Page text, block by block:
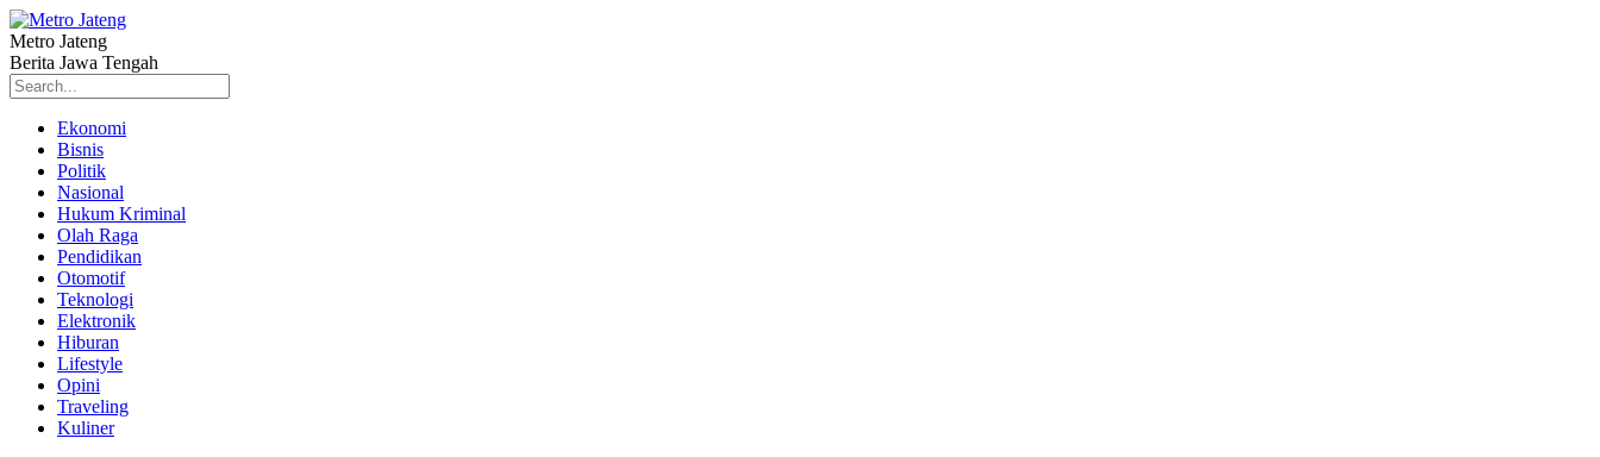
Metro Jateng
Berita Jawa Tengah
Ekonomi
Bisnis
Politik
Nasional
Hukum Kriminal
Olah Raga
Pendidikan
Otomotif
Teknologi
Elektronik
Hiburan
Lifestyle
Opini
Traveling
Kuliner